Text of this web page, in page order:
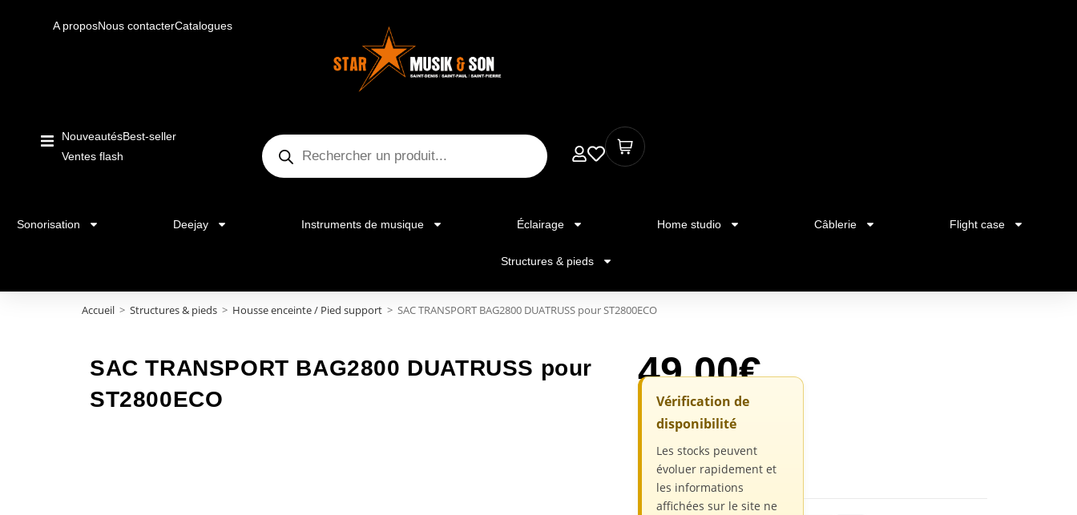
A proposNous contacterCatalogues
NouveautésBest-seller
Ventes flash
Sonorisation Deejay Instruments de musique Éclairage Home studio Câblerie Flight case
Structures & pieds
Accueil > Structures & pieds > Housse enceinte / Pied support > SAC TRANSPORT BAG2800 DUATRUSS pour ST2800ECO
SAC TRANSPORT BAG2800 DUATRUSS pour
ST2800ECO
49,00€
Vérification de
disponibilité
Les stocks peuvent
évoluer rapidement et
les informations
affichées sur le site ne